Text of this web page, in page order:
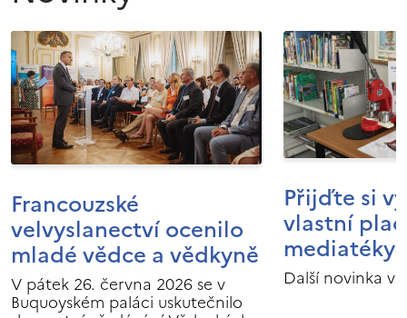
Francouzské
velvyslanectví ocenilo
mladé vědce a vědkyně
V pátek 26. června 2026 se v
Buquoyském paláci uskutečnilo
Přijďte si
vlastní
mediatéky
Další novinka v